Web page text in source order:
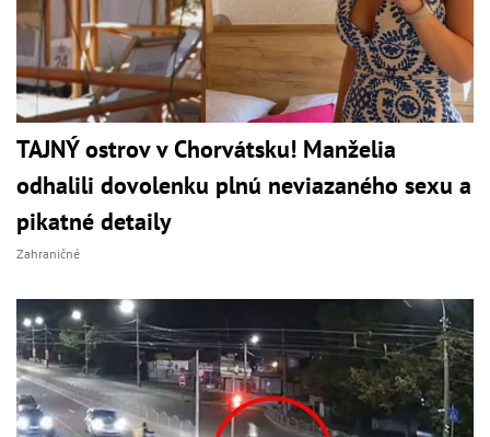
TAJNÝ ostrov v Chorvátsku! Manželia
odhalili dovolenku plnú neviazaného sexu a
pikatné detaily
Zahraničné